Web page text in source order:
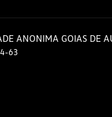
ANONIMA GOIAS DE
63